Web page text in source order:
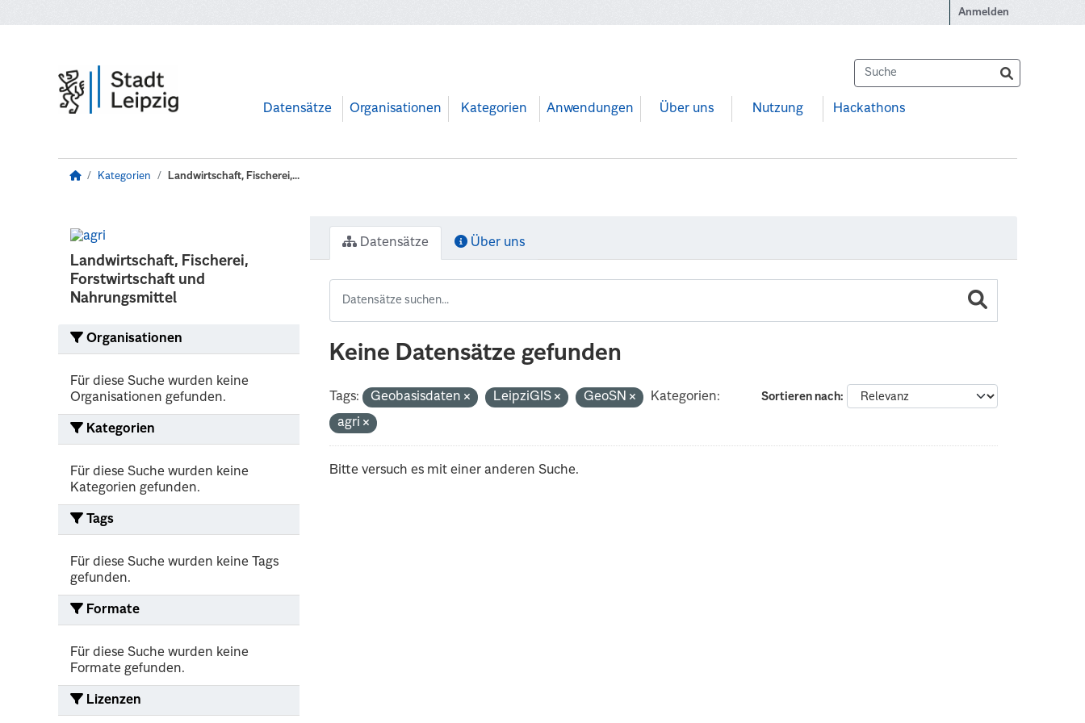
Anmelden
Datensätze Organisationen Kategorien Anwendungen Über uns Nutzung Hackathons
Kategorien Landwirtschaft, Fischerei,...
Landwirtschaft, Fischerei,
Forstwirtschaft und
Nahrungsmittel
Organisationen
Für diese Suche wurden keine
Organisationen gefunden.
Kategorien
Für diese Suche wurden keine
Kategorien gefunden.
Tags
Für diese Suche wurden keine Tags
gefunden.
Formate
Für diese Suche wurden keine
Formate gefunden.
Lizenzen
Datensätze Über uns
Keine Datensätze gefunden
Sortieren nach
Tags: Geobasisdaten LeipziGIS GeoSN
Kategorien:
agri
Bitte versuch es mit einer anderen Suche.